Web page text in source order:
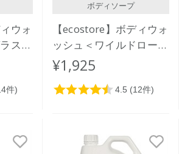
ウォ
ス＆
ボディソープ
【ecostore】ボディウォ
ッシュ＜ワイルドローズ
＆シダー＞900mL
¥1,925